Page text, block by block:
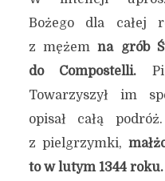
Bożego dla całej
z mężemna grób
do Compostelli.
Towarzyszył im
opisał całą
z pielgrzymki,
to w lutym 1344 roku.